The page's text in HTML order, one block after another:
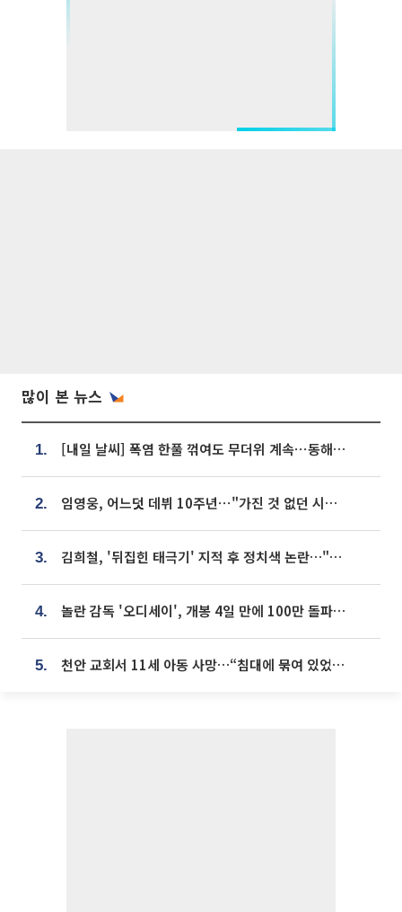
많이 본 뉴스
1. [내일 날씨] 폭염 한풀 꺾여도 무더위 계속⋯동해안 이틀 연속 비
2. 임영웅, 어느덧 데뷔 10주년⋯"가진 것 없던 시절, 내 앞엔 20명의 팬뿐"
3. 김희철, '뒤집힌 태극기' 지적 후 정치색 논란…"좌우 떠나 우리나라 국기"
4. 놀란 감독 '오디세이', 개봉 4일 만에 100만 돌파⋯'왕사남' 보다 빠르다
5. 천안 교회서 11세 아동 사망…“침대에 묶여 있었다” 진술 확보